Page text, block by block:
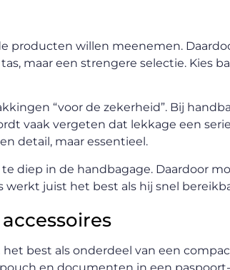
producten willen meenemen.
maar een strengere selectie. Kies
“voor de zekerheid”. Bij
vaak vergeten dat lekkage een
detail, maar essentieel.
diep in de handbagage. Daardoor
juist het best als hij snel
best als onderdeel van een
en documenten in een